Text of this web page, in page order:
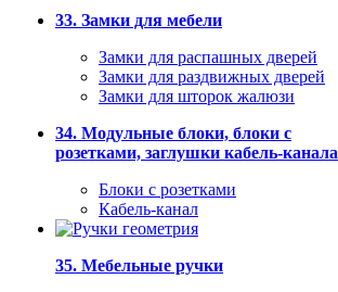
33. Замки для мебели
Замки для распашных дверей
Замки для раздвижных дверей
Замки для шторок жалюзи
34. Модульные блоки, блоки с
розетками, заглушки кабель-канала
Блоки с розетками
Кабель-канал
35. Мебельные ручки